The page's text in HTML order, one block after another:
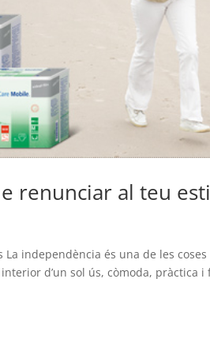
renunciar al teu
independència és una de les
d’un sol ús, còmoda, pràctica i